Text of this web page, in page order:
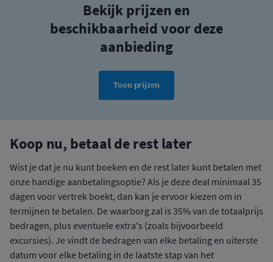
Bekijk prijzen en
beschikbaarheid voor deze
aanbieding
Toon prijzen
Koop nu, betaal de rest later
Wist je dat je nu kunt boeken en de rest later kunt betalen met
onze handige aanbetalingsoptie? Als je deze deal minimaal 35
dagen voor vertrek boekt, dan kan je ervoor kiezen om in
termijnen te betalen. De waarborg zal is 35% van de totaalprijs
bedragen, plus eventuele extra's (zoals bijvoorbeeld
excursies). Je vindt de bedragen van elke betaling en uiterste
datum voor elke betaling in de laatste stap van het